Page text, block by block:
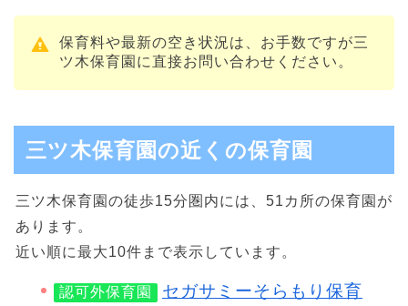
保育料や最新の空き状況は、お手数ですが三
ツ木保育園に直接お問い合わせください。
三ツ木保育園の近くの保育園
三ツ木保育園の徒歩15分圏内には、51カ所の保育園が
あります。
近い順に最大10件まで表示しています。
認可外保育園
セガサミーそらもり保育